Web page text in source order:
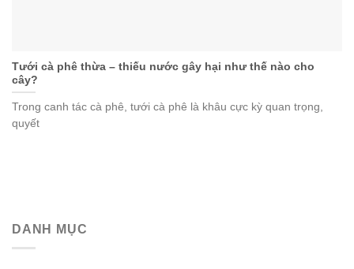
Tưới cà phê thừa – thiếu nước gây hại như thế nào cho
cây?
Trong canh tác cà phê, tưới cà phê là khâu cực kỳ quan trọng,
quyết
DANH MỤC